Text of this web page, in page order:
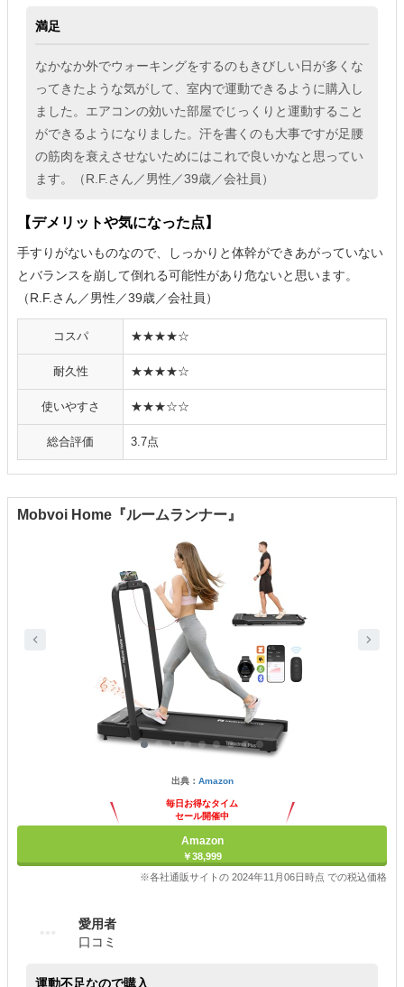
満足
なかなか外でウォーキングをするのもきびしい日が多くな
ってきたような気がして、室内で運動できるように購入し
ました。エアコンの効いた部屋でじっくりと運動すること
ができるようになりました。汗を書くのも大事ですが足腰
の筋肉を衰えさせないためにはこれで良いかなと思ってい
ます。（R.F.さん／男性／39歳／会社員）
【デメリットや気になった点】
手すりがないものなので、しっかりと体幹ができあがっていない
とバランスを崩して倒れる可能性があり危ないと思います。
（R.F.さん／男性／39歳／会社員）
コスパ ★★★★☆
耐久性 ★★★★☆
使いやすさ ★★★☆☆
総合評価 3.7点
Mobvoi Home『ルームランナー』
出典： Amazon
毎日お得なタイム
セール開催中
Amazon
￥38,999
※各社通販サイトの 2024年11月06日時点 での税込価格
愛用者
口コミ
運動不足なので購入